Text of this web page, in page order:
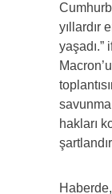
yıllardır
yaşadı.”
hakları
Haberde,